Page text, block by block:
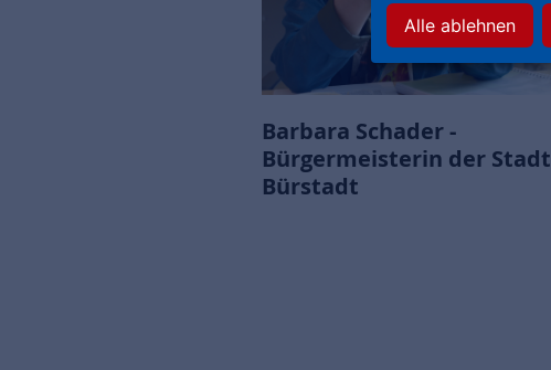
Barbara Schader -
Bürgermeisterin der Stadt
Bürstadt
Alle ablehnen